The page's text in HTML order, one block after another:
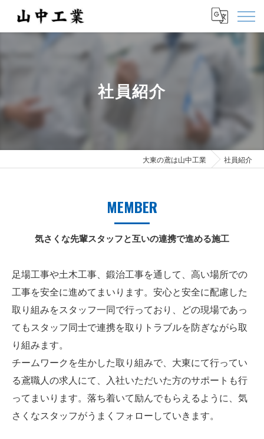
社員紹介
大東の鳶は山中工業 社員紹介
気さくな先輩スタッフと互いの連携で進める施工
MEMBER
足場工事や土木工事、鍛治工事を通して、高い場所での
工事を安全に進めてまいります。安心と安全に配慮した
取り組みをスタッフ一同で行っており、どの現場であっ
てもスタッフ同士で連携を取りトラブルを防ぎながら取
り組みます。
チームワークを生かした取り組みで、大東にて行ってい
る鳶職人の求人にて、入社いただいた方のサポートも行
ってまいります。落ち着いて励んでもらえるように、気
さくなスタッフがうまくフォローしていきます。